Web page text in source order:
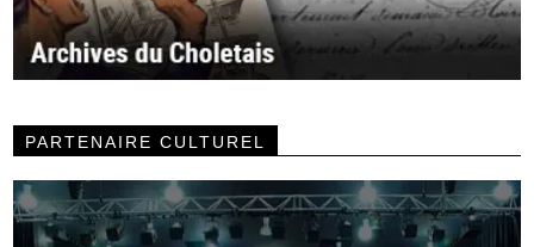
PARTENAIRE CULTUREL